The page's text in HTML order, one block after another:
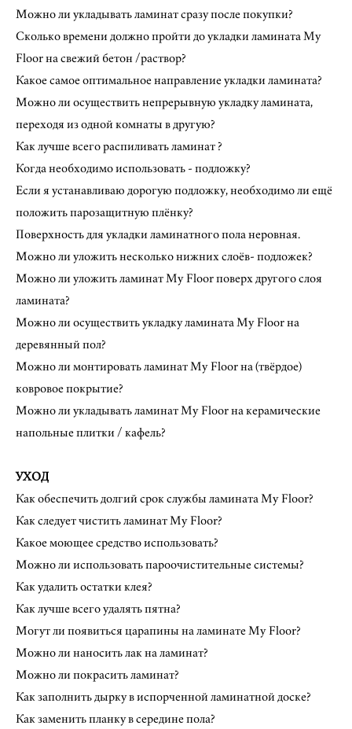
Можно ли укладывать ламинат сразу после покупки?
Сколько времени должно пройти до укладки ламината My
Floor на свежий бетон /раствор?
Какое самое оптимальное направление укладки ламината?
Можно ли осуществить непрерывную укладку ламината,
переходя из одной комнаты в другую?
Как лучше всего распиливать ламинат ?
Когда необходимо использовать - подложку?
Если я устанавливаю дорогую подложку, необходимо ли ещё
положить парозащитную плёнку?
Поверхность для укладки ламинатного пола неровная.
Можно ли уложить несколько нижних слоёв- подложек?
Можно ли уложить ламинат My Floor поверх другого слоя
ламината?
Можно ли осуществить укладку ламината My Floor на
деревянный пол?
Можно ли монтировать ламинат My Floor на (твёрдое)
ковровое покрытие?
Можно ли укладывать ламинат My Floor на керамические
напольные плитки / кафель?
УХОД
Как обеспечить долгий срок службы ламината My Floor?
Как следует чистить ламинат My Floor?
Какое моющее средство использовать?
Можно ли использовать пароочистительные системы?
Как удалить остатки клея?
Как лучше всего удалять пятна?
Могут ли появиться царапины на ламинате My Floor?
Можно ли наносить лак на ламинат?
Можно ли покрасить ламинат?
Как заполнить дырку в испорченной ламинатной доске?
Как заменить планку в середине пола?